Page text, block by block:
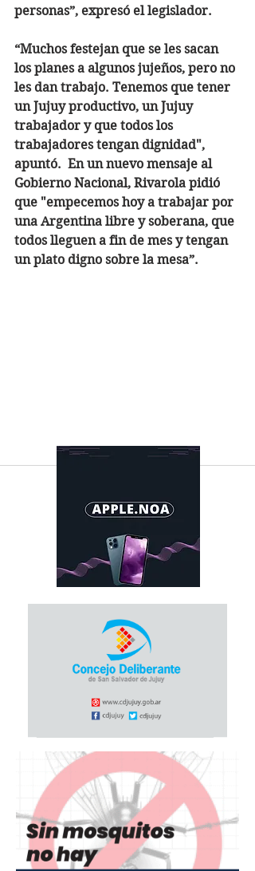
personas”, expresó el legislador.
“Muchos festejan que se les sacan
los planes a algunos jujeños, pero no
les dan trabajo. Tenemos que tener
un Jujuy productivo, un Jujuy
trabajador y que todos los
trabajadores tengan dignidad",
apuntó.  En un nuevo mensaje al
Gobierno Nacional, Rivarola pidió
que "empecemos hoy a trabajar por
una Argentina libre y soberana, que
todos lleguen a fin de mes y tengan
un plato digno sobre la mesa”.